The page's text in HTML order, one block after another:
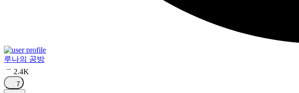
루나의 공방
2.4K
7